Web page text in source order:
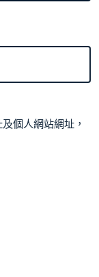
個人網站網址，